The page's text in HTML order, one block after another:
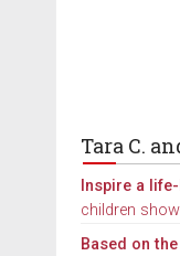
Tara C.
Inspire a
children
Based on